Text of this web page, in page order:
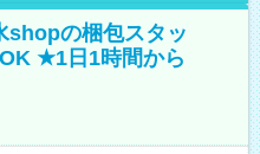
shopの梱包スタッ
★1日1時間から